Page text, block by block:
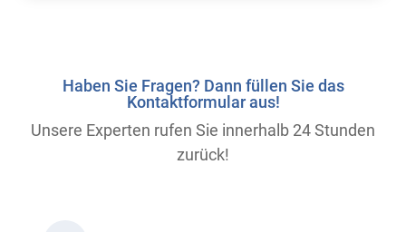
Haben Sie Fragen? Dann füllen Sie das
Kontaktformular aus!
Unsere Experten rufen Sie innerhalb 24 Stunden
zurück!